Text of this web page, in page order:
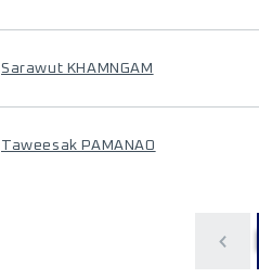
Sarawut KHAMNGAM
Taweesak PAMANAO